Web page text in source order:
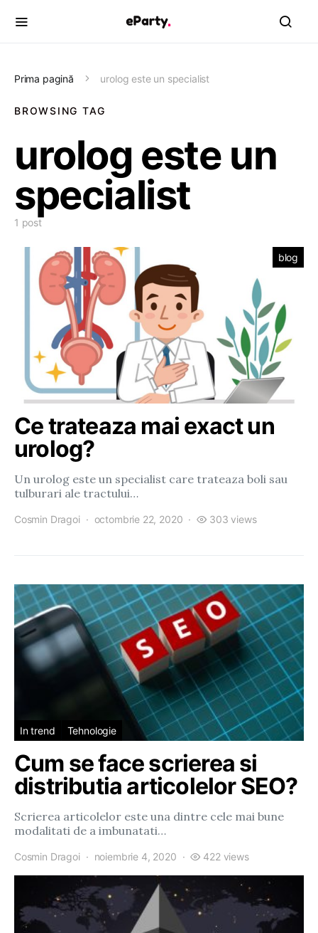
Prima pagină urolog este un specialist
BROWSING TAG
urolog este un
specialist
1 post
blog
Ce trateaza mai exact un
urolog?
Un urolog este un specialist care trateaza boli sau
tulburari ale tractului…
Cosmin Dragoi octombrie 22, 2020 303 views
In trend Tehnologie
Cum se face scrierea si
distributia articolelor SEO?
Scrierea articolelor este una dintre cele mai bune
modalitati de a imbunatati…
Cosmin Dragoi noiembrie 4, 2020 422 views